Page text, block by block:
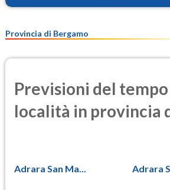
Provincia di Bergamo
Previsioni del
località in provincia
Adrara San Ma... Adrara